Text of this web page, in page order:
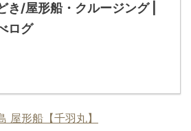
き/屋形船・クルージング |
ログ
屋形船【千羽丸】